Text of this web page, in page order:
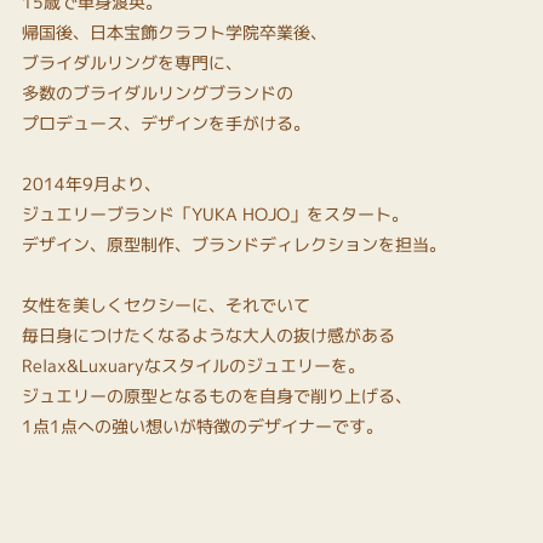
帰国後、日本宝飾クラフト学院卒業後、
ブライダルリングを専門に、
多数のブライダルリングブランドの
プロデュース、デザインを手がける。
2014年9月より、
ジュエリーブランド「YUKA HOJO」をスタート。
デザイン、原型制作、ブランドディレクションを担当。
女性を美しくセクシーに、それでいて
毎日身につけたくなるような大人の抜け感がある
Relax&Luxuaryなスタイルのジュエリーを。
ジュエリーの原型となるものを自身で削り上げる、
1点1点への強い想いが特徴のデザイナーです。